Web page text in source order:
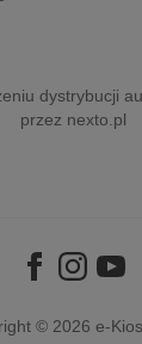
dystrybucji
przez nexto.pl
© 2026 e-